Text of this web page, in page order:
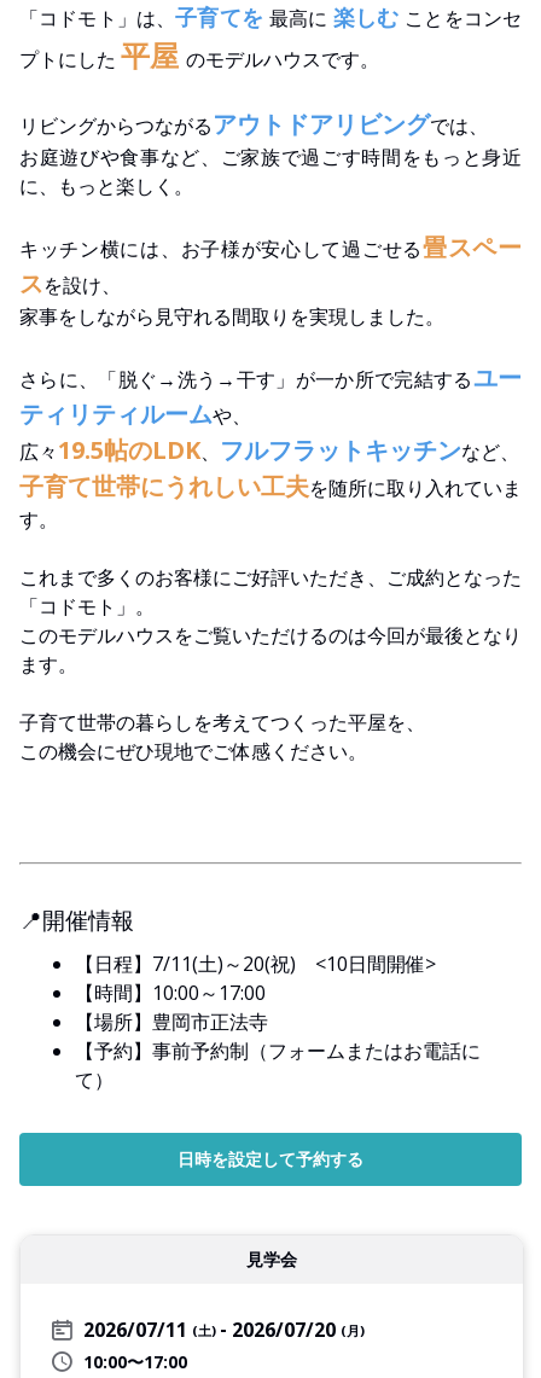
「コドモト」は、子育てを 最高に 楽しむ ことをコンセ
プトにした 平屋 のモデルハウスです。
リビングからつながるアウトドアリビングでは、
お庭遊びや食事など、ご家族で過ごす時間をもっと身近
に、もっと楽しく。
キッチン横には、お子様が安心して過ごせる畳スペー
スを設け、
家事をしながら見守れる間取りを実現しました。
さらに、「脱ぐ→洗う→干す」が一か所で完結するユー
ティリティルームや、
広々19.5帖のLDK、 フルフラットキッチンなど、
子育て世帯にうれしい工夫を随所に取り入れていま
す。
これまで多くのお客様にご好評いただき、ご成約となった
「コドモト」。
このモデルハウスをご覧いただけるのは今回が最後となり
ます。
子育て世帯の暮らしを考えてつくった平屋を、
この機会にぜひ現地でご体感ください。
📍開催情報
【日程】7/11(土)～20(祝) <10日間開催>
【時間】10:00～17:00
【場所】豊岡市正法寺
【予約】事前予約制（フォームまたはお電話に
て）
日時を設定して予約する
見学会
2026/07/11 (土) 2026/07/20 (月)
10:00〜17:00